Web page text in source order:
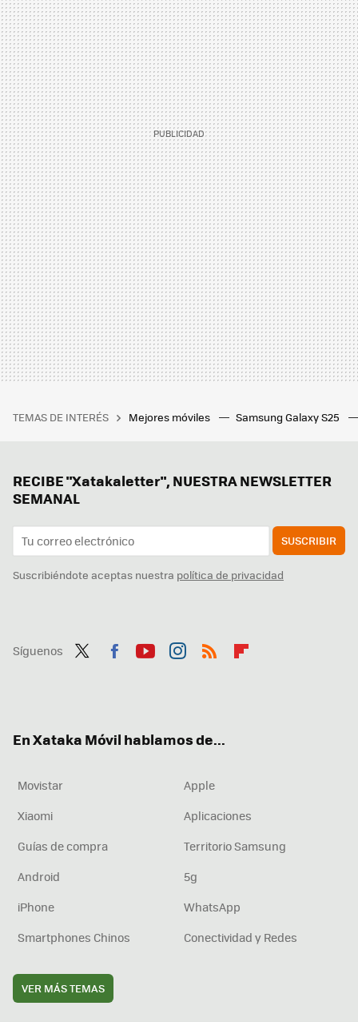
TEMAS DE INTERÉS Mejores móviles Samsung Galaxy S25
RECIBE "Xatakaletter", NUESTRA NEWSLETTER
SEMANAL
SUSCRIBIR
Suscribiéndote aceptas nuestra política de privacidad
Síguenos
En Xataka Móvil hablamos de...
Movistar
Apple
Xiaomi
Aplicaciones
Guías de compra
Territorio Samsung
Android
5g
iPhone
WhatsApp
Smartphones Chinos
Conectividad y Redes
VER MÁS TEMAS